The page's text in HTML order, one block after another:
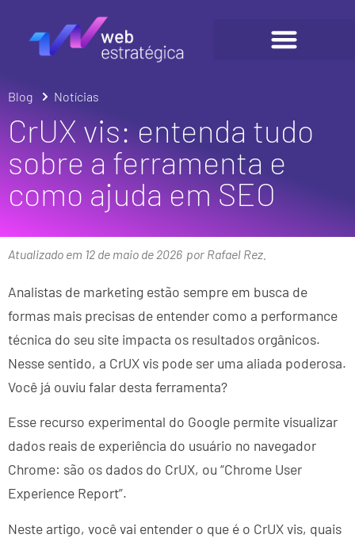
Blog Notícias
CrUX vis: entenda tudo
sobre a ferramenta e
como ajuda em SEO
Atualizado em 12 de maio de 2026 por Rafael Rez.
Analistas de marketing estão sempre em busca de
formas mais precisas de entender como a performance
técnica do seu site impacta os resultados orgânicos.
Nesse sentido, a CrUX vis pode ser uma aliada poderosa.
Você já ouviu falar desta ferramenta?
Esse recurso experimental do Google permite visualizar
dados reais de experiência do usuário no navegador
Chrome: são os dados do CrUX, ou “Chrome User
Experience Report”.
Neste artigo, você vai entender o que é o CrUX vis, quais